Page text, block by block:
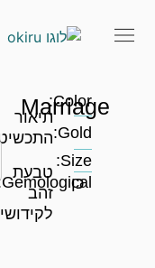
Marriage
Color:
Gold:
Size:
Gemological:
כן
תיאור
טבעת
זהב